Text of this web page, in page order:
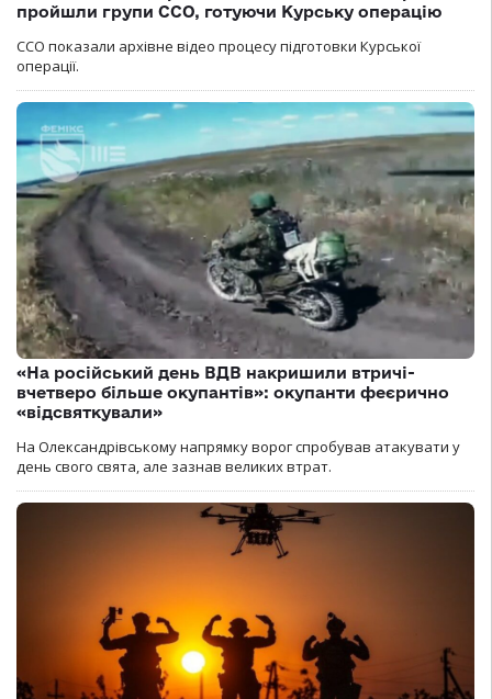
пройшли групи ССО, готуючи Курську операцію
ССО показали архівне відео процесу підготовки Курської
операції.
«На російський день ВДВ накришили втричі-
вчетверо більше окупантів»: окупанти феєрично
«відсвяткували»
На Олександрівському напрямку ворог спробував атакувати у
день свого свята, але зазнав великих втрат.